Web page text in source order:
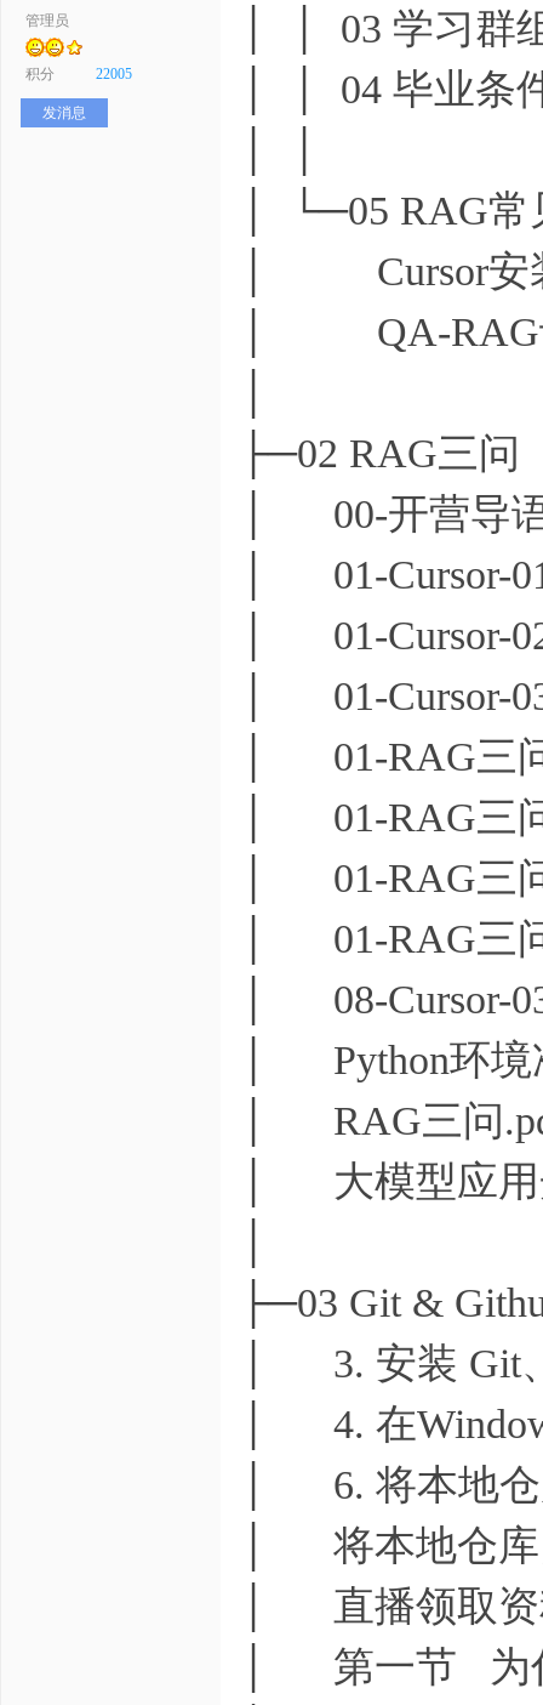
管理员
积分 22005
发消息
│ │ 03 学习群
│ │ 04 毕业条
│ └─05 RAG常
│ Cursor安
│ QA-RAG
├─02 RAG三问
│ 00-开营导
│ 01-Cursor-
│ 01-Cursor-
│ 01-Cursor-
│ 01-RAG三问
│ 01-RAG三问
│ 01-RAG三问
│ 01-RAG三问
│ 08-Cursor-
│ Python环境
│ RAG三问
│ 大模型应用
├─03 Git &
│ 3. 安装 Git
│ 4. 在
│ 6. 将本地仓
│ 将本地仓库
│ 直播领取资
│ 第一节 为